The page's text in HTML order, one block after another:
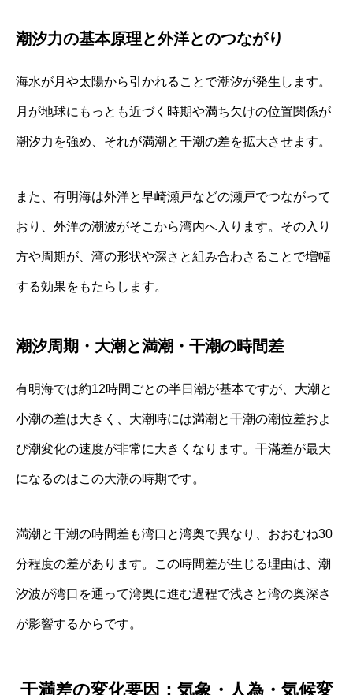
潮汐力の基本原理と外洋とのつながり
海水が月や太陽から引かれることで潮汐が発生します。
月が地球にもっとも近づく時期や満ち欠けの位置関係が
潮汐力を強め、それが満潮と干潮の差を拡大させます。
また、有明海は外洋と早崎瀬戸などの瀬戸でつながって
おり、外洋の潮波がそこから湾内へ入ります。その入り
方や周期が、湾の形状や深さと組み合わさることで増幅
する効果をもたらします。
潮汐周期・大潮と満潮・干潮の時間差
有明海では約12時間ごとの半日潮が基本ですが、大潮と
小潮の差は大きく、大潮時には満潮と干潮の潮位差およ
び潮変化の速度が非常に大きくなります。干滿差が最大
になるのはこの大潮の時期です。
満潮と干潮の時間差も湾口と湾奥で異なり、おおむね30
分程度の差があります。この時間差が生じる理由は、潮
汐波が湾口を通って湾奥に進む過程で浅さと湾の奥深さ
が影響するからです。
干満差の変化要因：気象・人為・気候変